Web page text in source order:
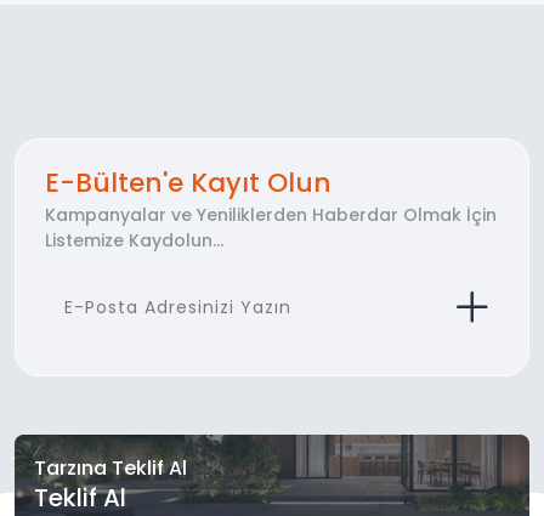
E-Bülten'e Kayıt Olun
Kampanyalar ve Yeniliklerden Haberdar Olmak İçin
Listemize Kaydolun...
Tarzına Teklif Al
Teklif Al